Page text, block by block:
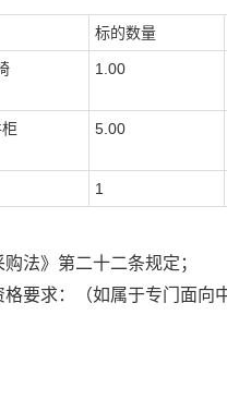
标的数量
1.00
5.00
1
法》第二十二条规定；
要求：
（如属于专门面